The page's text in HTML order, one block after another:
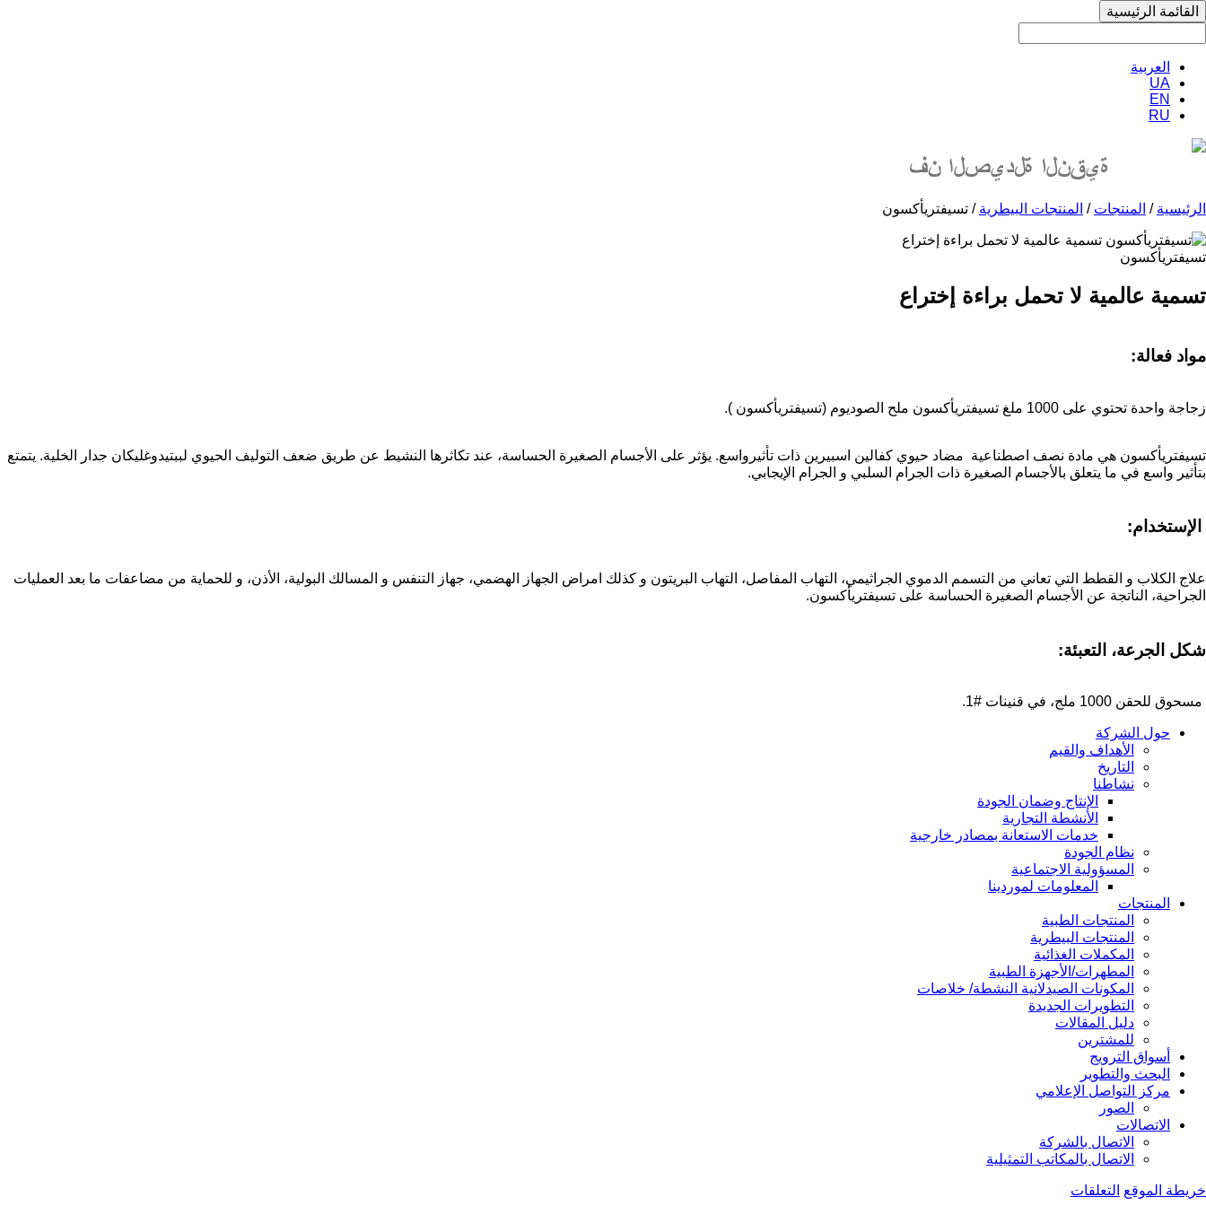
القائمة الرئيسية
العربية
UA
EN
RU
الرئيسية / المنتجات / المنتجات البيطرية / تسيفتريأكسون
تسيفتريأكسون
تسمية عالمية لا تحمل براءة إختراع
مواد فعالة:
زجاجة واحدة تحتوي على 1000 ملغ تسيفتريأكسون ملح الصوديوم (تسيفتريأكسون ).
تسيفتريأكسون هي مادة نصف اصطناعية مضاد حيوي كفالين اسبيرين ذات تأثيرواسع. يؤثر على الأجسام الصغيرة الحساسة، عند تكاثرها النشيط عن طريق ضعف التوليف الحيوي لببتيدوغليكان جدار الخلية. يتمتع
بتأثير واسع في ما يتعلق بالأجسام الصغيرة ذات الجرام السلبي و الجرام الإيجابي.
الإستخدام:
علاج الكلاب و القطط التي تعاني من التسمم الدموي الجراثيمي، التهاب المفاصل، التهاب البريتون و كذلك امراض الجهاز الهضمي، جهاز التنفس و المسالك البولية، الأذن، و للحماية من مضاعفات ما بعد العمليات
الجراحية، الناتجة عن الأجسام الصغيرة الحساسة على تسيفتريأكسون.
شكل الجرعة، التعبئة:
مسحوق للحقن 1000 ملج، في قنينات #1.
حول الشركة
الأهداف والقيم
التاريخ
نشاطنا
الإنتاج وضمان الجودة
الأنشطة التجارية
خدمات الاستعانة بمصادر خارجية
نظام الجودة
المسؤولية الاجتماعية
المعلومات لموردينا
المنتجات
المنتجات الطبية
المنتجات البيطرية
المكملات الغذائية
المطهرات/الأجهزة الطبية
المكونات الصيدلانية النشطة/ خلاصات
التطويرات الجديدة
دليل المقالات
للمشترين
أسواق الترويج
البحث والتطوير
مركز التواصل الإعلامي
الصور
الاتصالات
الاتصال بالشركة
الاتصال بالمكاتب التمثيلية
خريطة الموقع التعلقات